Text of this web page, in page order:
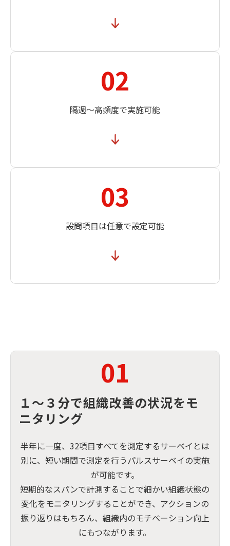
02
隔週～高頻度で実施可能
03
設問項目は任意で設定可能
01
１～３分で組織改善の状況をモ
ニタリング
半年に一度、32項目すべてを測定するサーベイとは
別に、短い期間で測定を行うパルスサーベイの実施
が可能です。
短期的なスパンで計測することで細かい組織状態の
変化をモニタリングすることができ、アクションの
振り返りはもちろん、組織内のモチベーション向上
にもつながります。